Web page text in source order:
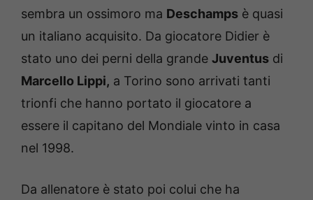
sembra un ossimoro ma Deschamps è quasi
un italiano acquisito. Da giocatore Didier è
stato uno dei perni della grande Juventus di
Marcello Lippi, a Torino sono arrivati tanti
trionfi che hanno portato il giocatore a
essere il capitano del Mondiale vinto in casa
nel 1998.
Da allenatore è stato poi colui che ha